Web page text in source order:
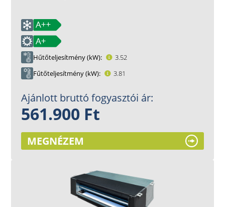
Hűtőteljesítmény (kW)
3.52
Fűtőteljesítmény (kW)
3.81
Ajánlott bruttó fogyasztói ár:
561.900 Ft
MEGNÉZEM